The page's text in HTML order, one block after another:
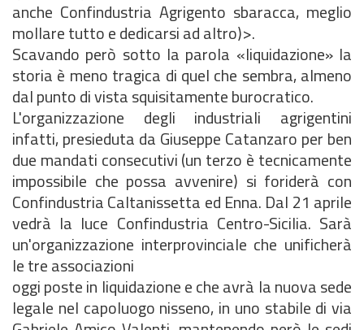
anche Confindustria Agrigento sbaracca, meglio
mollare tutto e dedicarsi ad altro)>.
Scavando però sotto la parola «liquidazione» la
storia è meno tragica di quel che sembra, almeno
dal punto di vista squisitamente burocratico.
L'organizzazione degli industriali agrigentini
infatti, presieduta da Giuseppe Catanzaro per ben
due mandati consecutivi (un terzo è tecnicamente
impossibile che possa avvenire) si foriderà con
Confindustria Caltanissetta ed Enna. Dal 21 aprile
vedrà la luce Confindustria Centro-Sicilia. Sarà
un'organizzazione interprovinciale che unificherà
le tre associazioni
oggi poste in liquidazione e che avrà la nuova sede
legale nel capoluogo nisseno, in uno stabile di via